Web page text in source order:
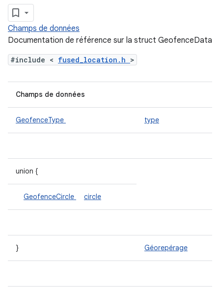
Champs de données
Documentation de référence sur la struct GeofenceData
#include < fused_location.h >
Champs de données
GeofenceType type
union {
GeofenceCircle circle
} Géorepérage